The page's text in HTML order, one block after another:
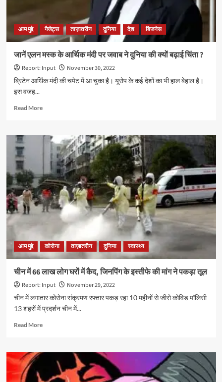
क्या
है
आम मुद्दे गैजेट्स ताज़ातरीन दुनिया देश बिजनेस
जानें एलन मस्क के आर्थिक मंदी पर जवाब ने दुनिया की क्यों बढ़ाई चिंता ?
Report: Input
November 30, 2022
ब्रिटेन आर्थिक मंदी की चपेट में आ चुका है। यूरोप के कई देशों का भी हाल बेहाल है।
इस वजह...
Read MoreRead
जानें
एलन
मस्क
आर्थिक
मंदी
पर
जवाब
ने
बढ़ाई
चिंता
आम मुद्दे कोरोना ताज़ातरीन दुनिया स्वास्थ्य
चीन में 66 लाख लोग घरों में कैद, जिनपिंग के इस्तीफे की मांग ने पकड़ा तूल
Report: Input
November 29, 2022
चीन में लगातार कोरोना संक्रमण रफ्तार पकड़ रहा 10 महीनों से जीरो कोविड पॉलिसी
13 शहरों में प्रदर्शन चीन में...
Read MoreRead
चीन
लाख